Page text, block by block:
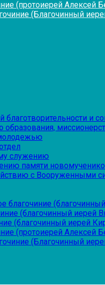
(протоиерей Алексей
(Благочинный
благотворительности и
образования,
служению
памяти
с Вооруженными
благочиние
(благочинный иерей
(благочинный иерей
(протоиерей Алексей
(Благочинный